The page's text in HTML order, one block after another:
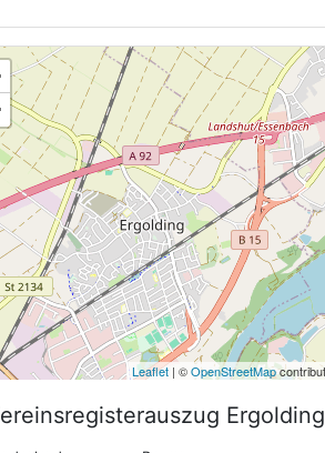
Leaflet | ©OpenStreetMap
Ergolding